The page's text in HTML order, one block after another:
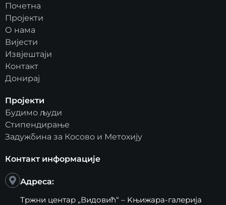
Почетна
Пројекти
О нама
Вијести
Извјештаји
Контакт
Донирај
Пројекти
Будимо људи
Стипендирање
Задужбина за Косово и Метохију
Контакт информације
Адреса:
Тржни центар „Видовић“ – Kњижара-галерија